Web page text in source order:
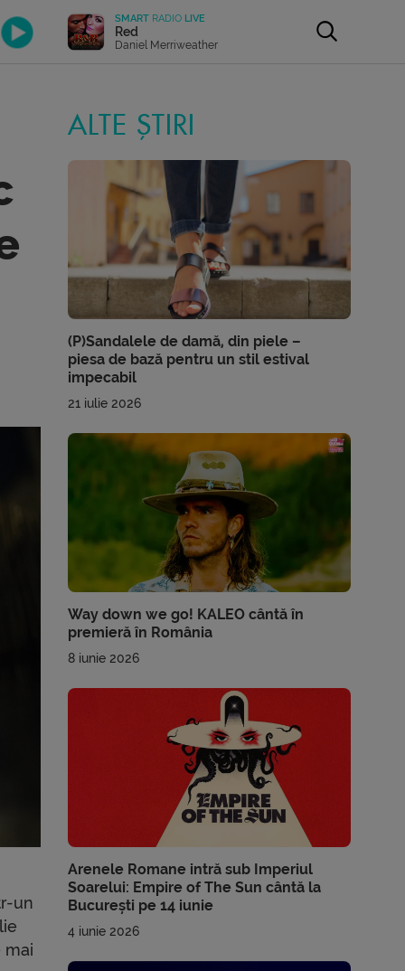
SMART RADIO LIVE
Red
Daniel Merriweather
un
mai
ALTE ȘTIRI
(P)Sandalele de damă, din piele –
piesa de bază pentru un stil estival
impecabil
21 iulie 2026
Way down we go! KALEO cântă în
premieră în România
8 iunie 2026
Arenele Romane intră sub Imperiul
Soarelui: Empire of The Sun cântă la
București pe 14 iunie
4 iunie 2026